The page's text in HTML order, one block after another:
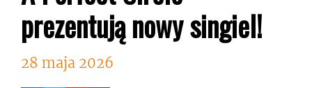
prezentują nowy singiel!
28 maja 2026